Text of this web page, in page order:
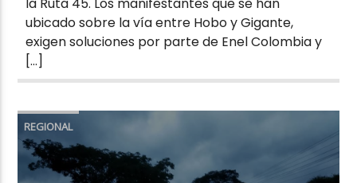
ubicado sobre la vía entre Hobo y Gigante,
exigen soluciones por parte de Enel Colombia y
[…]
REGIONAL